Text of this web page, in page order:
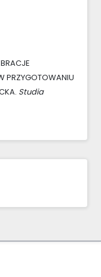
PRZYGOTOWANIU
Studia